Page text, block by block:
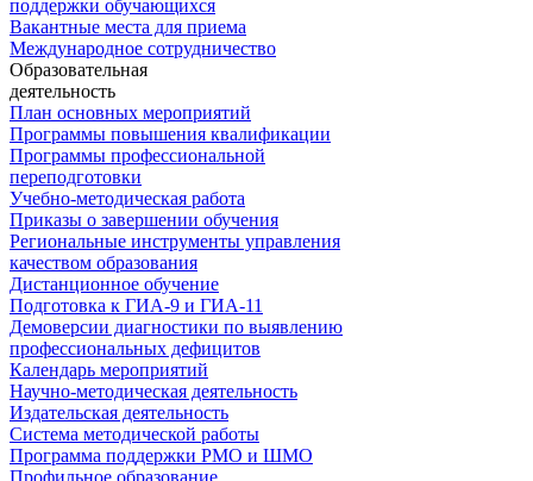
поддержки обучающихся
Вакантные места для приема
Международное сотрудничество
Образовательная
деятельность
План основных мероприятий
Программы повышения квалификации
Программы профессиональной
переподготовки
Учебно-методическая работа
Приказы о завершении обучения
Региональные инструменты управления
качеством образования
Дистанционное обучение
Подготовка к ГИА-9 и ГИА-11
Демоверсии диагностики по выявлению
профессиональных дефицитов
Календарь мероприятий
Научно-методическая деятельность
Издательская деятельность
Система методической работы
Программа поддержки РМО и ШМО
Профильное образование